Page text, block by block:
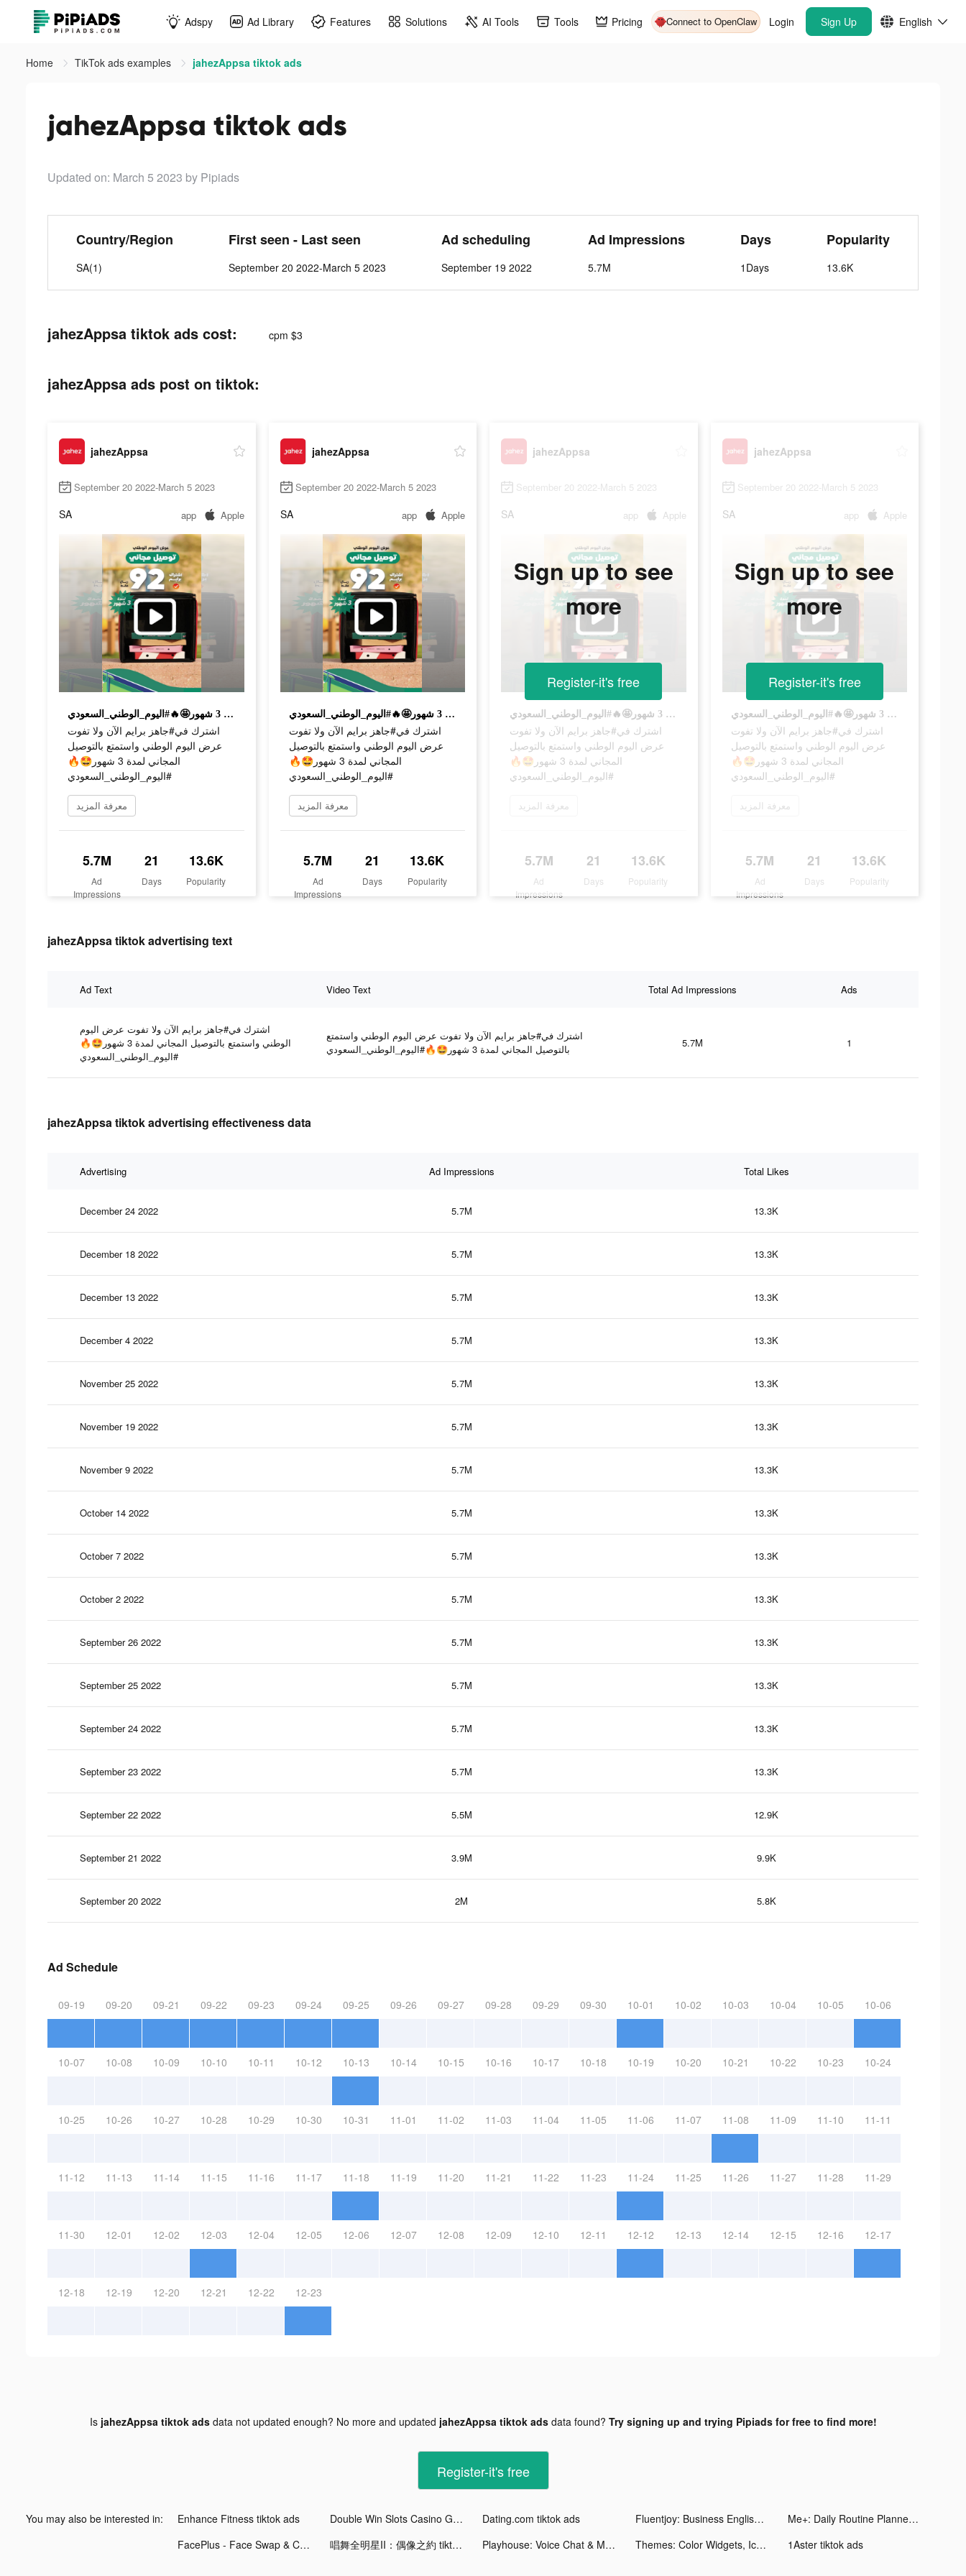
Adspy Ad Library Features Solutions AI Tools Tools Pricing Connect to OpenClaw Login Sign Up English
Home TikTok ads examples jahezAppsa tiktok ads
jahezAppsa tiktok ads
Updated on: March 5 2023 by Pipiads
Country/Region
SA(1)
First seen - Last seen
September 20 2022-March 5 2023
Ad scheduling
September 19 2022
Ad Impressions
5.7M
Days
1Days
Popularity
13.6K
jahezAppsa tiktok ads cost: cpm $3
jahezAppsa ads post on tiktok:
jahezAppsa
September 20 2022-March 5 2023
SA app Apple
اشترك في#جاهز برايم الآن ولا تفوت عرض اليوم الوطني واستمتع بالتوصيل المجاني لمدة 3 شهور🤩🔥#اليوم_الوطني_السعودي
اشترك في#جاهز برايم الآن ولا تفوت
عرض اليوم الوطني واستمتع بالتوصيل
المجاني لمدة 3 شهور🤩🔥
#اليوم_الوطني_السعودي
معرفة المزيد
5.7M
Ad
Impressions
21
Days
13.6K
Popularity
jahezAppsa
September 20 2022-March 5 2023
SA app Apple
اشترك في#جاهز برايم الآن ولا تفوت عرض اليوم الوطني واستمتع بالتوصيل المجاني لمدة 3 شهور🤩🔥#اليوم_الوطني_السعودي
اشترك في#جاهز برايم الآن ولا تفوت
عرض اليوم الوطني واستمتع بالتوصيل
المجاني لمدة 3 شهور🤩🔥
#اليوم_الوطني_السعودي
معرفة المزيد
5.7M
Ad
Impressions
21
Days
13.6K
Popularity
jahezAppsa
September 20 2022-March 5 2023
SA app Apple
اشترك في#جاهز برايم الآن ولا تفوت عرض اليوم الوطني واستمتع بالتوصيل المجاني لمدة 3 شهور🤩🔥#اليوم_الوطني_السعودي
اشترك في#جاهز برايم الآن ولا تفوت
عرض اليوم الوطني واستمتع بالتوصيل
المجاني لمدة 3 شهور🤩🔥
#اليوم_الوطني_السعودي
معرفة المزيد
5.7M
Ad
Impressions
21
Days
13.6K
Popularity
Sign up to see
more
Register-it's free
jahezAppsa
September 20 2022-March 5 2023
SA app Apple
اشترك في#جاهز برايم الآن ولا تفوت عرض اليوم الوطني واستمتع بالتوصيل المجاني لمدة 3 شهور🤩🔥#اليوم_الوطني_السعودي
اشترك في#جاهز برايم الآن ولا تفوت
عرض اليوم الوطني واستمتع بالتوصيل
المجاني لمدة 3 شهور🤩🔥
#اليوم_الوطني_السعودي
معرفة المزيد
5.7M
Ad
Impressions
21
Days
13.6K
Popularity
Sign up to see
more
Register-it's free
jahezAppsa tiktok advertising text
Ad Text Video Text Total Ad Impressions Ads
اشترك في#جاهز برايم الآن ولا تفوت عرض اليوم
الوطني واستمتع بالتوصيل المجاني لمدة 3 شهور🤩🔥
#اليوم_الوطني_السعودي
اشترك في#جاهز برايم الآن ولا تفوت عرض اليوم الوطني واستمتع
بالتوصيل المجاني لمدة 3 شهور🤩🔥#اليوم_الوطني_السعودي
5.7M 1
jahezAppsa tiktok advertising effectiveness data
Advertising Ad Impressions Total Likes
December 24 2022 5.7M 13.3K
December 18 2022 5.7M 13.3K
December 13 2022 5.7M 13.3K
December 4 2022 5.7M 13.3K
November 25 2022 5.7M 13.3K
November 19 2022 5.7M 13.3K
November 9 2022 5.7M 13.3K
October 14 2022 5.7M 13.3K
October 7 2022 5.7M 13.3K
October 2 2022 5.7M 13.3K
September 26 2022 5.7M 13.3K
September 25 2022 5.7M 13.3K
September 24 2022 5.7M 13.3K
September 23 2022 5.7M 13.3K
September 22 2022 5.5M 12.9K
September 21 2022 3.9M 9.9K
September 20 2022 2M 5.8K
Ad Schedule
09-19 09-20 09-21 09-22 09-23 09-24 09-25 09-26 09-27 09-28 09-29 09-30 10-01 10-02 10-03 10-04 10-05 10-06
10-07 10-08 10-09 10-10 10-11 10-12 10-13 10-14 10-15 10-16 10-17 10-18 10-19 10-20 10-21 10-22 10-23 10-24
10-25 10-26 10-27 10-28 10-29 10-30 10-31 11-01 11-02 11-03 11-04 11-05 11-06 11-07 11-08 11-09 11-10 11-11
11-12 11-13 11-14 11-15 11-16 11-17 11-18 11-19 11-20 11-21 11-22 11-23 11-24 11-25 11-26 11-27 11-28 11-29
11-30 12-01 12-02 12-03 12-04 12-05 12-06 12-07 12-08 12-09 12-10 12-11 12-12 12-13 12-14 12-15 12-16 12-17
12-18 12-19 12-20 12-21 12-22 12-23
Is jahezAppsa tiktok adsdata not updated enough? No more and updated jahezAppsa tiktok adsdata found? Try signing up and trying Pipiads for free to find more!
Register-it's free
You may also be interested in: Enhance Fitness tiktok ads Double Win Slots Casino Game tiktok ads Dating.com tiktok ads Fluentjoy: Business English tiktok ads
Me+: Daily Routine Planner tiktok ads
FacePlus - Face Swap & Cartoon tiktok ads
唱舞全明星II：偶像之約 tiktok ads Playhouse: Voice Chat & Match tiktok ads Themes: Color Widgets, Icons tiktok ads 1Aster tiktok ads